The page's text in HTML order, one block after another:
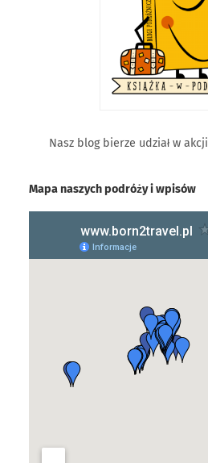
Nasz blog bierze udział w akcji
Mapa naszych podróży i wpisów